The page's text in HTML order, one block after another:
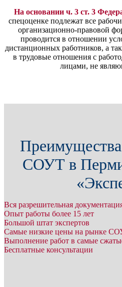
На основании ч. 3 ст. 3
спецоценке подлежат все
организационно-правовой
проводится в отношении
дистанционных работников, а
в трудовые отношения с
лицами, не
СОУТ в
Вся разрешительная
Опыт работы более 15 лет
Большой штат экспертов
Самые низкие цены на рынке
Выполнение работ в самые
Бесплатные консультации